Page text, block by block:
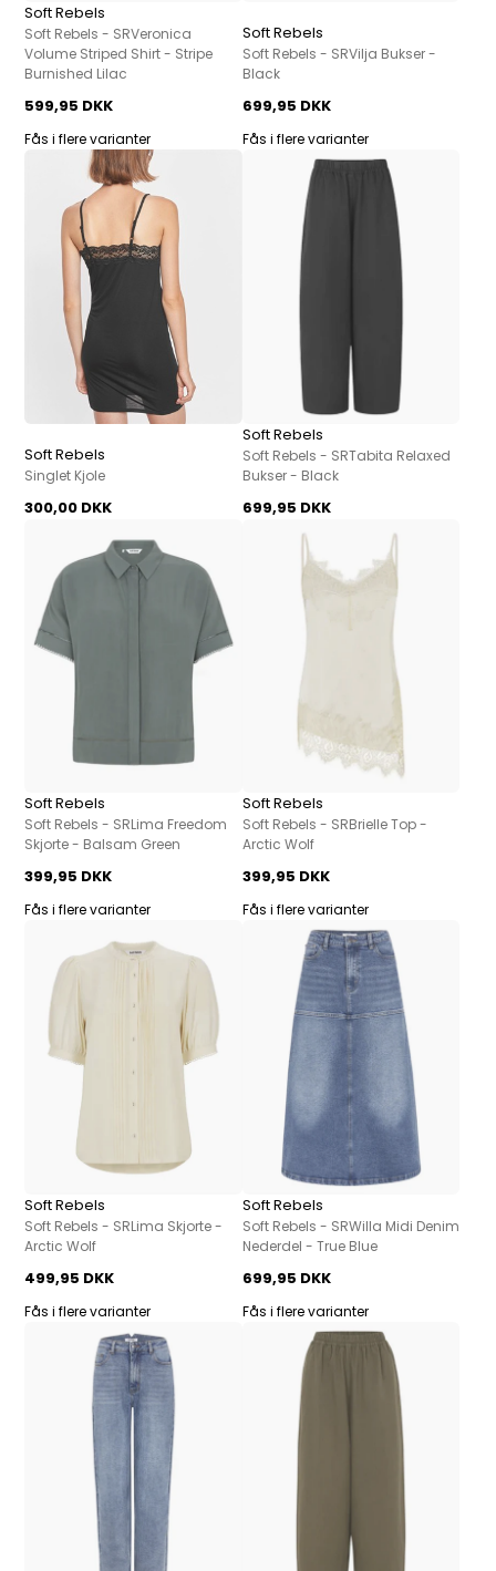
Soft Rebels
Soft Rebels - SRVeronica
Volume Striped Shirt - Stripe
Burnished Lilac
599,95 DKK
Fås i flere varianter
Soft Rebels
Soft Rebels - SRVilja Bukser -
Black
699,95 DKK
Fås i flere varianter
Soft Rebels
Singlet Kjole
300,00 DKK
Soft Rebels
Soft Rebels - SRTabita Relaxed
Bukser - Black
699,95 DKK
Soft Rebels
Soft Rebels - SRLima Freedom
Skjorte - Balsam Green
399,95 DKK
Fås i flere varianter
Soft Rebels
Soft Rebels - SRBrielle Top -
Arctic Wolf
399,95 DKK
Fås i flere varianter
Soft Rebels
Soft Rebels - SRLima Skjorte -
Arctic Wolf
499,95 DKK
Fås i flere varianter
Soft Rebels
Soft Rebels - SRWilla Midi Denim
Nederdel - True Blue
699,95 DKK
Fås i flere varianter